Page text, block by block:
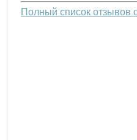
Полный список отзывов